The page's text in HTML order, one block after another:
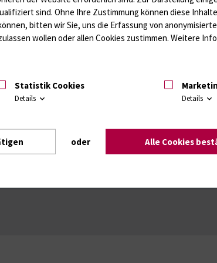
Hypophyse / Wachstum; Gestroinaltrakt /
Antiepileptika, Kardiaka,
Login (für Studenten) Impressum
sind. Ohne Ihre Zustimmung können diese
bitten wir Sie, uns die Erfassung von
wollen oder allen Cookies zustimmen. Weitere
Statistik Cookies
Details Details
oder Alle Cookies